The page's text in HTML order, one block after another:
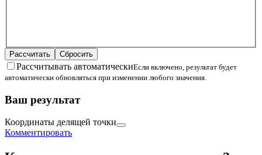
Рассчитать Сбросить
Рассчитывать автоматическиЕсли включено, результат будет
автоматически обновляться при изменении любого значения.
Ваш результат
Координаты делящей точки
Комментировать